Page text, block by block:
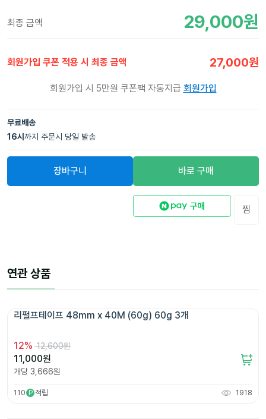
최종 금액 29,000원
회원가입 쿠폰 적용 시 최종 금액 27,000원
회원가입 시 5만원 쿠폰팩 자동지급 회원가입
무료배송
16시 까지 주문시 당일 발송
장바구니 바로 구매
찜
연관 상품
12% 12,600원
11,000원
개당 3,666원
110 P 적립 1918